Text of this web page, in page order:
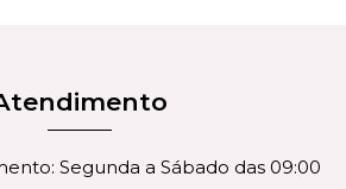
Segunda a Sábado das 09:00